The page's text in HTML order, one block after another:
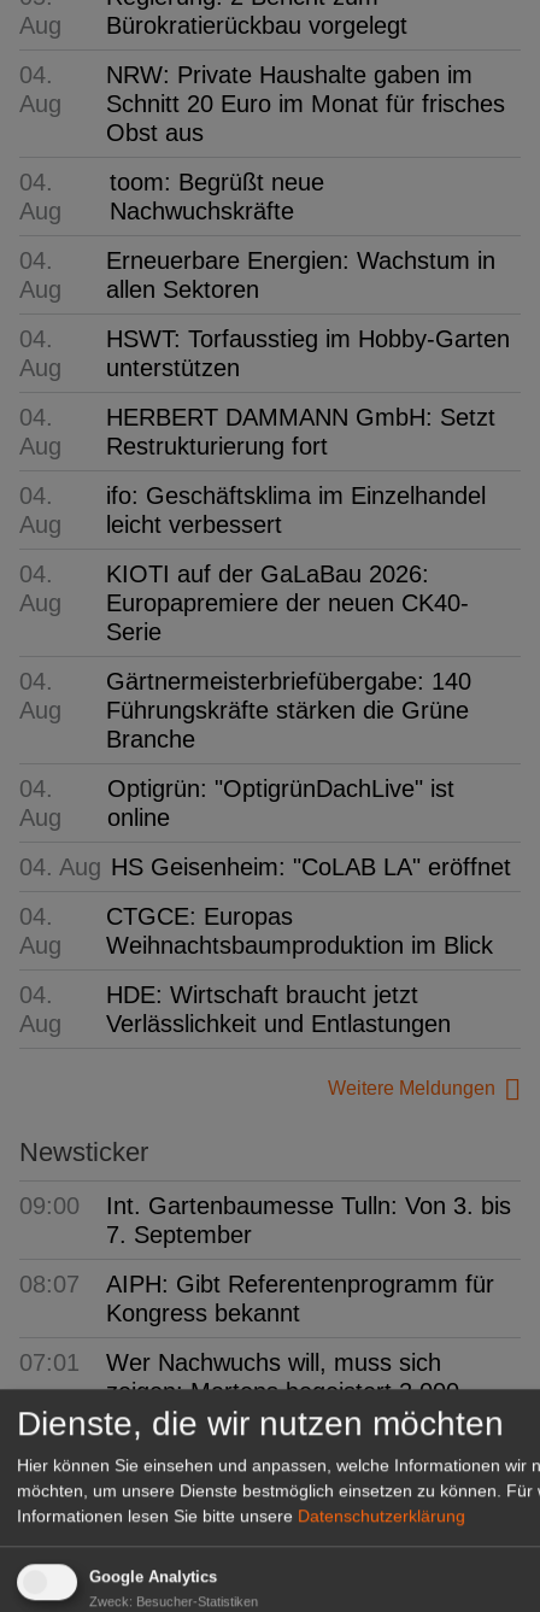
Aug
Bürokratierückbau vorgelegt
04.
Aug
NRW: Private Haushalte gaben im
Schnitt 20 Euro im Monat für frisches
Obst aus
04.
Aug
toom: Begrüßt neue
Nachwuchskräfte
04.
Aug
Erneuerbare Energien: Wachstum in
allen Sektoren
04.
Aug
HSWT: Torfausstieg im Hobby-Garten
unterstützen
04.
Aug
HERBERT DAMMANN GmbH: Setzt
Restrukturierung fort
04.
Aug
ifo: Geschäftsklima im Einzelhandel
leicht verbessert
04.
Aug
KIOTI auf der GaLaBau 2026:
Europapremiere der neuen CK40-
Serie
04.
Aug
Gärtnermeisterbriefübergabe: 140
Führungskräfte stärken die Grüne
Branche
04.
Aug
Optigrün: "OptigrünDachLive" ist
online
04. Aug HS Geisenheim: "CoLAB LA" eröffnet
04.
Aug
CTGCE: Europas
Weihnachtsbaumproduktion im Blick
04.
Aug
HDE: Wirtschaft braucht jetzt
Verlässlichkeit und Entlastungen
Weitere Meldungen
Newsticker
09:00
Int. Gartenbaumesse Tulln: Von 3. bis
7. September
08:07
AIPH: Gibt Referentenprogramm für
Kongress bekannt
07:01
Wer Nachwuchs will, muss sich
zeigen: Martens begeistert 2.000
Besucher
06:54
ifo: Deutsche Wirtschaft
überraschend robust
06:43
FDF-Bundesverband:
Kommissarisches Leitungsteam
Dienste, die wir nutzen möchten
Hier können Sie einsehen und anpassen, welche Informationen wir
möchten, um unsere Dienste bestmöglich einsetzen zu können.
Für
Informationen lesen Sie bitte unsere Datenschutzerklärung
Google Analytics
Zweck: Besucher-Statistiken